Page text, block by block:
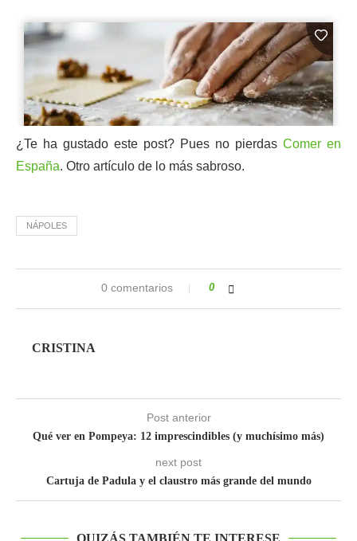
¿Te ha gustado este post? Pues no pierdas Comer en
España. Otro artículo de lo más sabroso.
NÁPOLES
0 comentarios 0
CRISTINA
Post anterior
Qué ver en Pompeya: 12 imprescindibles (y muchísimo más)
next post
Cartuja de Padula y el claustro más grande del mundo
QUIZÁS TAMBIÉN TE INTERESE